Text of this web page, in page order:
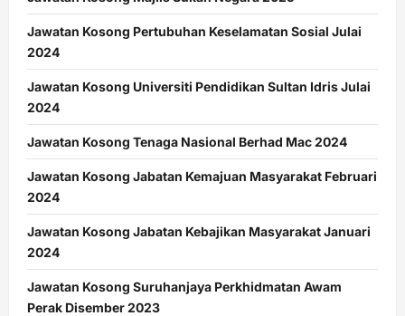
Jawatan Kosong Pertubuhan Keselamatan Sosial Julai
2024
Jawatan Kosong Universiti Pendidikan Sultan Idris Julai
2024
Jawatan Kosong Tenaga Nasional Berhad Mac 2024
Jawatan Kosong Jabatan Kemajuan Masyarakat Februari
2024
Jawatan Kosong Jabatan Kebajikan Masyarakat Januari
2024
Jawatan Kosong Suruhanjaya Perkhidmatan Awam
Perak Disember 2023